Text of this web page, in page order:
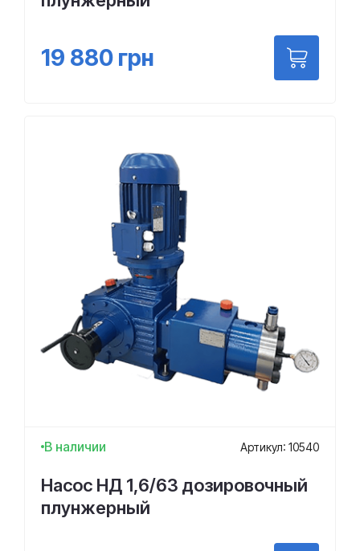
19 880 грн
В наличии Артикул: 10540
Насос НД 1,6/63 дозировочный
плунжерный